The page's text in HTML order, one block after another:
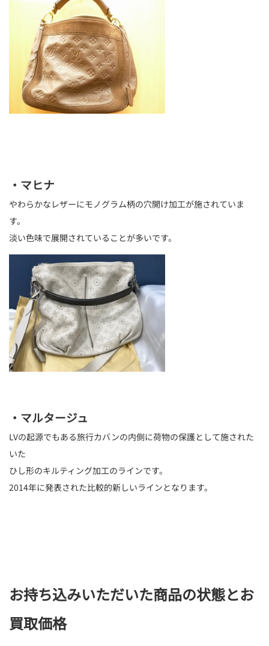
・マヒナ
やわらかなレザーにモノグラム柄の穴開け加工が施されていま
す。
淡い色味で展開されていることが多いです。
・マルタージュ
LVの起源でもある旅行カバンの内側に荷物の保護として施された
いた
ひし形のキルティング加工のラインです。
2014年に発表された比較的新しいラインとなります。
お持ち込みいただいた商品の状態とお
買取価格